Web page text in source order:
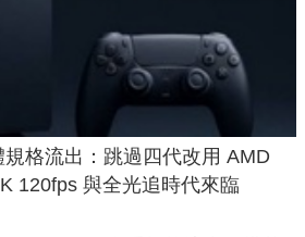
格流出：跳過四代改用 AMD
120fps 與全光追時代來臨